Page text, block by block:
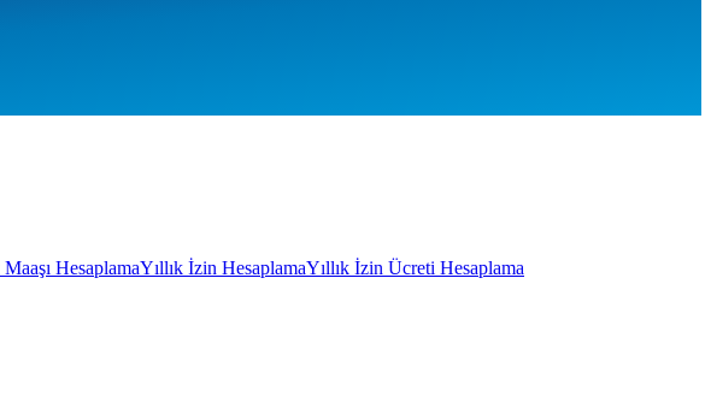
HesaplamaYıllık İzin HesaplamaYıllık İzin Ücreti Hesaplama